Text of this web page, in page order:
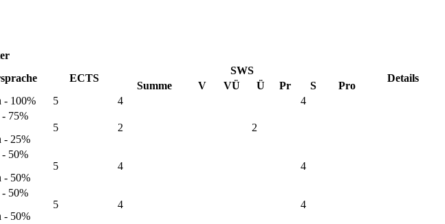
ECTS
SWS
Details
Summe V VÜ Ü Pr S
Pro
- 100% 5 4 4
- 75%
- 25%
5 2 2
- 50%
- 50%
5 4 4
- 50%
- 50%
5 4 4